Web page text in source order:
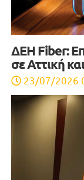
ΔΕΗ Fiber:
σε Αττική
23/07/2026